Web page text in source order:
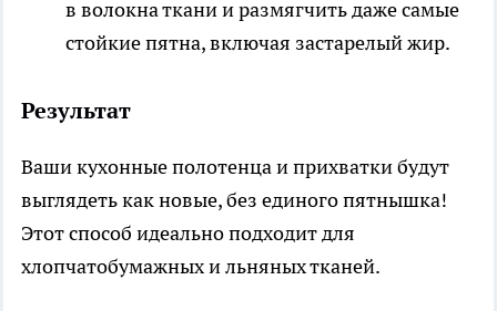
в волокна ткани и размягчить даже самые
стойкие пятна, включая застарелый жир.
Результат
Ваши кухонные полотенца и прихватки будут
выглядеть как новые, без единого пятнышка!
Этот способ идеально подходит для
хлопчатобумажных и льняных тканей.